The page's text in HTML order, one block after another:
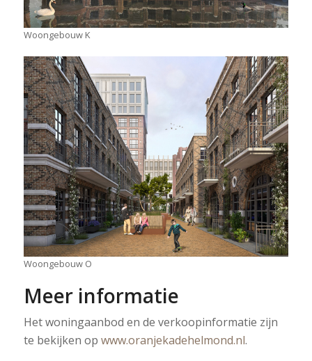
Woongebouw K
Woongebouw O
Meer informatie
Het woningaanbod en de verkoopinformatie zijn
te bekijken op www.oranjekadehelmond.nl.